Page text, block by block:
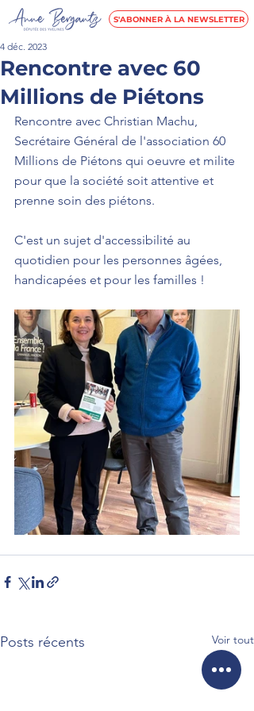
S'ABONNER À LA NEWSLETTER
Rencontre avec 60
Millions de Piétons
4 déc. 2023
Rencontre avec Christian Machu,
Secrétaire Général de l'association 60
Millions de Piétons qui oeuvre et milite
pour que la société soit attentive et
prenne soin des piétons.
C'est un sujet d'accessibilité au
quotidien pour les personnes âgées,
handicapées et pour les familles !
Posts récents Voir tout